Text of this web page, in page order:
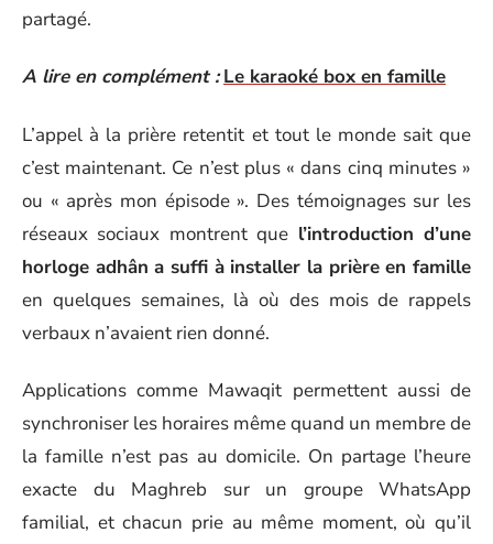
partagé.
A lire en complément : Le karaoké box en famille
L’appel à la prière retentit et tout le monde sait que
c’est maintenant. Ce n’est plus « dans cinq minutes »
ou « après mon épisode ». Des témoignages sur les
réseaux sociaux montrent que l’introduction d’une
horloge adhân a suffi à installer la prière en famille
en quelques semaines, là où des mois de rappels
verbaux n’avaient rien donné.
Applications comme Mawaqit permettent aussi de
synchroniser les horaires même quand un membre de
la famille n’est pas au domicile. On partage l’heure
exacte du Maghreb sur un groupe WhatsApp
familial, et chacun prie au même moment, où qu’il